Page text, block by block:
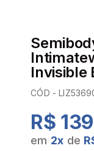
Invisible
CÓD -
R$
em 2x de